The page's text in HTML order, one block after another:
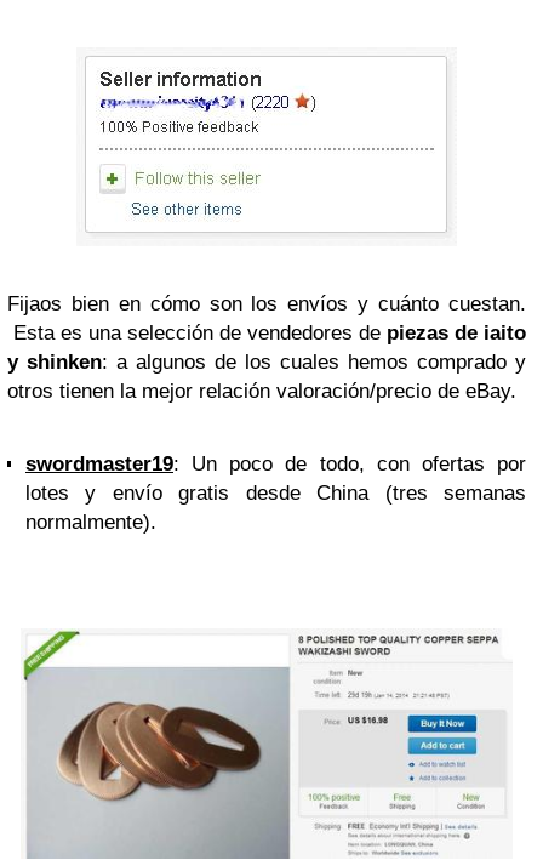
Fijaos bien en cómo son los envíos y cuánto cuestan.
Esta es una selección de vendedores de piezas de iaito
y shinken: a algunos de los cuales hemos comprado y
otros tienen la mejor relación valoración/precio de eBay.
swordmaster19: Un poco de todo, con ofertas por
lotes y envío gratis desde China (tres semanas
normalmente).